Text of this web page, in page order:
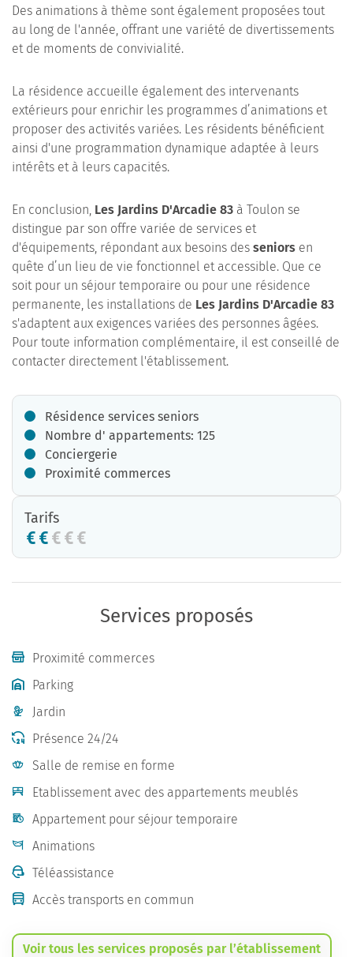
Des animations à thème sont également proposées tout
au long de l'année, offrant une variété de divertissements
et de moments de convivialité.
La résidence accueille également des intervenants
extérieurs pour enrichir les programmes d’animations et
proposer des activités variées. Les résidents bénéficient
ainsi d'une programmation dynamique adaptée à leurs
intérêts et à leurs capacités.
En conclusion, Les Jardins D'Arcadie 83 à Toulon se
distingue par son offre variée de services et
d'équipements, répondant aux besoins des seniors en
quête d’un lieu de vie fonctionnel et accessible. Que ce
soit pour un séjour temporaire ou pour une résidence
permanente, les installations de Les Jardins D'Arcadie 83
s'adaptent aux exigences variées des personnes âgées.
Pour toute information complémentaire, il est conseillé de
contacter directement l'établissement.
Résidence services seniors
Nombre d' appartements: 125
Conciergerie
Proximité commerces
Tarifs
Services proposés
Proximité commerces
Parking
Jardin
Présence 24/24
Salle de remise en forme
Etablissement avec des appartements meublés
Appartement pour séjour temporaire
Animations
Téléassistance
Accès transports en commun
Voir tous les services proposés par l’établissement